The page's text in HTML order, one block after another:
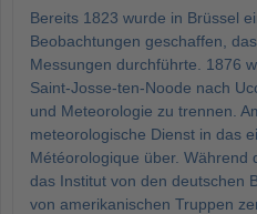
Bereits 1823 wurde in Brüssel
Beobachtungen geschaffen,
Messungen durchführte. 1876
Saint-Josse-ten-Noode nach
und Meteorologie zu trennen.
meteorologische Dienst in das
Météorologique über. Während
das Institut von den deutschen
von amerikanischen Truppen